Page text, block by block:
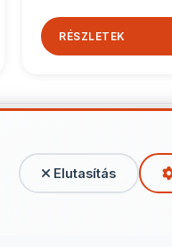
Elutasítás
RÉSZLETEK
- Memóriajátékok